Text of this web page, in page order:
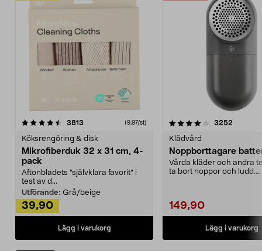
3813 (9,97/st)
Köksrengöring & disk
Mikrofiberduk 32 x 31 cm, 4-
pack
Aftonbladets "självklara favorit” i
test av d...
Utförande: Grå/beige
39,90
Lägg i varukorg
4.0av 5 stjärnor 3252
Klädvård
Noppborttagare
Vårda kläder och andra
ta bort noppor och ludd.
149,90
Lägg i varukorg
4.5av 5 stjärnor